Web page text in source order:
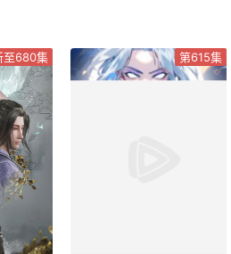
至680集 第615集